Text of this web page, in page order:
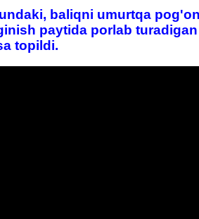
baliqni umurtqa
paytida porlab
topildi.